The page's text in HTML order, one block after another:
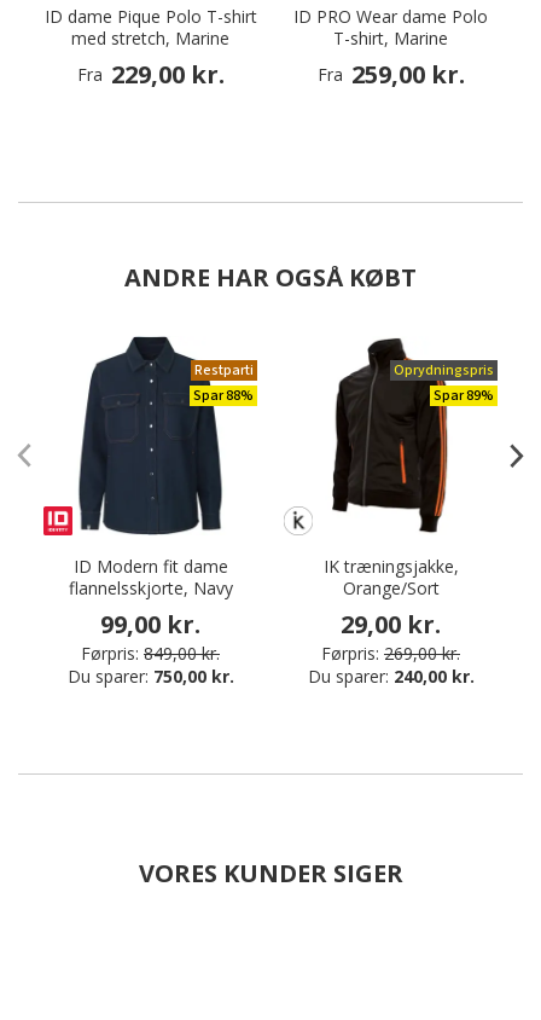
ID dame Pique Polo T-shirt
med stretch, Marine
Fra 229,00 kr.
ID PRO Wear dame Polo
T-shirt, Marine
Fra 259,00 kr.
ANDRE HAR OGSÅ KØBT
Restparti
Spar 88%
ID Modern fit dame
flannelsskjorte, Navy
99,00 kr.
Førpris: 849,00 kr.
Du sparer: 750,00 kr.
Oprydningspris
Spar 89%
IK træningsjakke,
Orange/Sort
29,00 kr.
Førpris: 269,00 kr.
Du sparer: 240,00 kr.
VORES KUNDER SIGER